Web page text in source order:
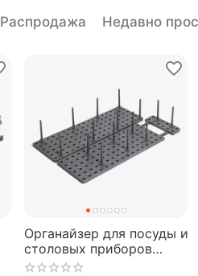
Распродажа Недавно
Органайзер для посуды и
столовых приборов
Peggy серый, Umbra